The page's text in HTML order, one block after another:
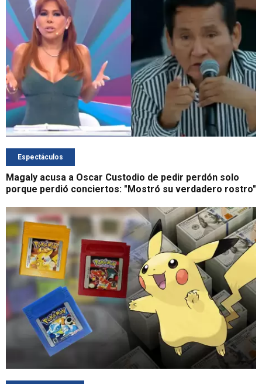
Espectáculos
Magaly acusa a Oscar Custodio de pedir perdón solo
porque perdió conciertos: "Mostró su verdadero rostro"